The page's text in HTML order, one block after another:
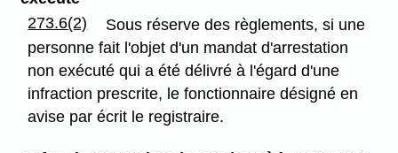
273.6(2)
Sous réserve des règlements, si une
personne fait l'objet d'un mandat d'arrestation
non exécuté qui a été délivré à l'égard d'une
infraction prescrite, le fonctionnaire désigné en
avise par écrit le registraire.